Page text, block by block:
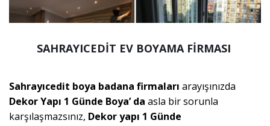
SAHRAYICEDİT EV BOYAMA FİRMASI
Sahrayıcedit boya badana firmaları arayışınızda
Dekor Yapı 1 Günde Boya’ da asla bir sorunla
karşılaşmazsınız, Dekor yapı 1 Günde